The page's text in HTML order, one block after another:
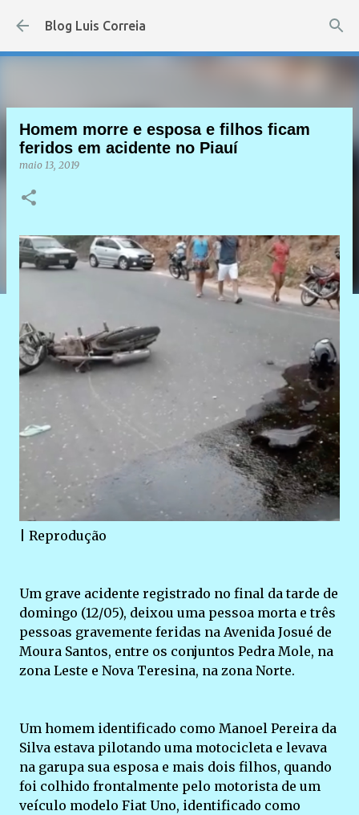
Pular para o conteúdo principal
Blog Luis Correia
Homem morre e esposa e filhos ficam
feridos em acidente no Piauí
maio 13, 2019
| Reprodução
Um grave acidente registrado no final da tarde de
domingo (12/05), deixou uma pessoa morta e três
pessoas gravemente feridas na Avenida Josué de
Moura Santos, entre os conjuntos Pedra Mole, na
zona Leste e Nova Teresina, na zona Norte.
Um homem identificado como Manoel Pereira da
Silva estava pilotando uma motocicleta e levava
na garupa sua esposa e mais dois filhos, quando
foi colhido frontalmente pelo motorista de um
veículo modelo Fiat Uno, identificado como